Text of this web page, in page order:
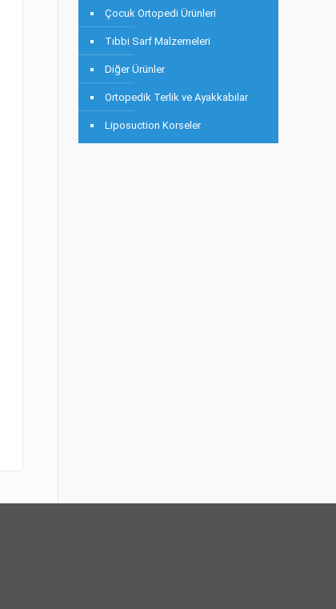
Çocuk Ortopedi Ürünleri
Tıbbi Sarf Malzemeleri
Diğer Ürünler
Ortopedik Terlik ve Ayakkabılar
Liposuction Korseler